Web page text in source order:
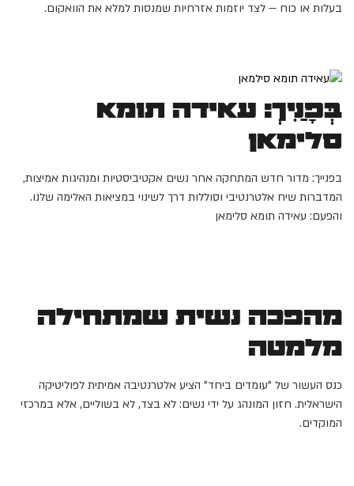
בעלות או כוח — לצד יוזמות אזרחיות שמנסות למלא את הוואקום.
בְּפָנַיִךְ: עאידה תומא
סלימאן
בפנייך: מדור חדש המתחקה אחר נשים אקטיביסטיות ומנהיגות אמיצות,
המדברות שיח אלטרנטיבי וסוללות דרך לשינוי במציאות האלימה שלנו.
והפעם: עאידה תומא סלימאן
מהפכה נשית שמתחילה
מלמטה
כנס העשור של "עומדים ביחד" הציע אלטרנטיבה אמיתית לפוליטיקה
הישראלית. חזון המונהג על ידי נשים: לא בצד, לא בשוליים, אלא במרכזי
המוקדים.